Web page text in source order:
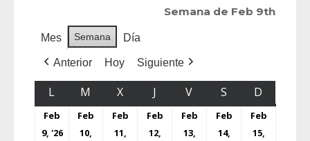
Semana de Feb 9th
Mes Semana Día
Anterior Hoy Siguiente
L M X J V S D
Feb
9, '26
Feb
10,
Feb
11,
Feb
12,
Feb
13,
Feb
14,
Feb
15,